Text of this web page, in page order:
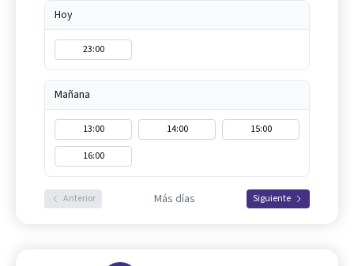
Hoy
23:00
Mañana
13:00 14:00
15:00
16:00
Anterior Más días Siguiente